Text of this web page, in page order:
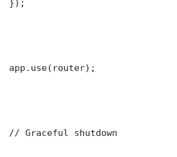
});
app.use(router);
// Graceful shutdown